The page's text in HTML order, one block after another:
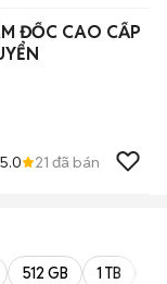
ĐỐC CAO CẤP
5.0 21 đã bán
512 GB 1 TB